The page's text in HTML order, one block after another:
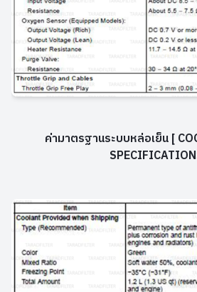
ค่ามาตรฐานระบบหล่อเย็น [